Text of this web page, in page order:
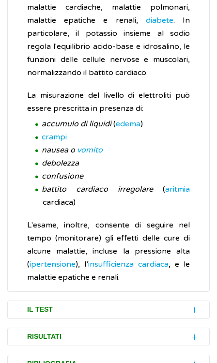
malattie cardiache, malattie polmonari,
malattie epatiche e renali, diabete. In
particolare, il potassio insieme al sodio
regola l'equilibrio acido-base e idrosalino, le
funzioni delle cellule nervose e muscolari,
normalizzando il battito cardiaco.
La misurazione del livello di elettroliti può
essere prescritta in presenza di:
accumulo di liquidi(edema)
crampi
nausea o vomito
debolezza
confusione
battito cardiaco irregolare(aritmia
cardiaca)
L'esame, inoltre, consente di seguire nel
tempo (monitorare) gli effetti delle cure di
alcune malattie, incluse la pressione alta
(ipertensione), l’insufficienza cardiaca, e le
malattie epatiche e renali.
IL TEST
L'esame (test) consiste in un'analisi di
laboratorio effettuata attraverso il prelievo
RISULTATI